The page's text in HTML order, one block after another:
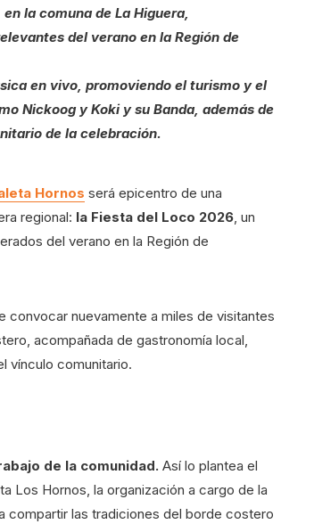
la comuna de La Higuera,
del verano en la Región de
en vivo, promoviendo el turismo y el
Nickoog y Koki y su Banda, además de
de la celebración.
Hornos será epicentro de una
regional: la Fiesta del Loco 2026, un
del verano en la Región de
convocar nuevamente a miles de visitantes
acompañada de gastronomía local,
vínculo comunitario.
de la comunidad. Así lo plantea el
Los Hornos, la organización a cargo de la
compartir las tradiciones del borde costero